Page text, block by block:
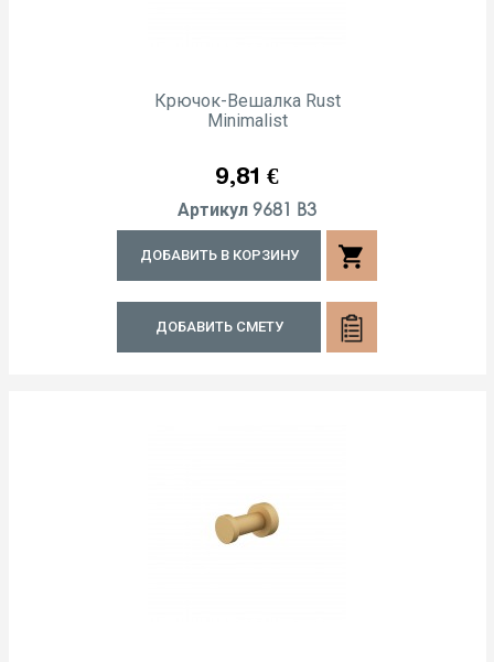
Крючок-Вешалка Rust
Minimalist
Цена
9,81 €
Артикул 9681 B3
ДОБАВИТЬ В КОРЗИНУ shopping_cart
ДОБАВИТЬ СМЕТУ